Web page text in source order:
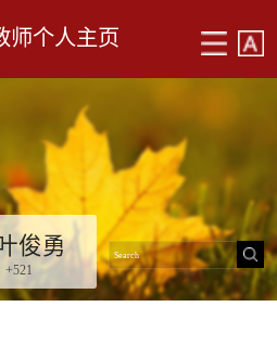
师个人主页
俊勇
+521